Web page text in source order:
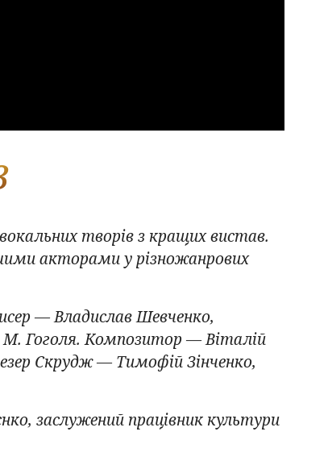
творів з кращих вистав.
акторами у різножанрових
— Владислав Шевченко,
М. Гоголя. Композитор — Віталій
Скрудж — Тимофій Зінченко,
заслужений працівник культури